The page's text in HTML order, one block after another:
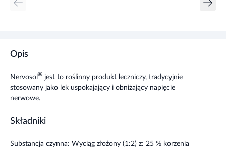
Opis
Nervosol ® jest to roślinny produkt leczniczy, tradycyjnie
stosowany jako lek uspokajający i obniżający napięcie
nerwowe.
Składniki
Substancja czynna: Wyciąg złożony (1:2) z: 25 % korzenia